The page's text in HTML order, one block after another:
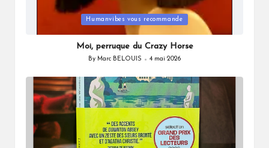
Humanvibes vous recommande
Moi, perruque du Crazy Horse
Posted
By Marc BELOUIS 4 mai 2026